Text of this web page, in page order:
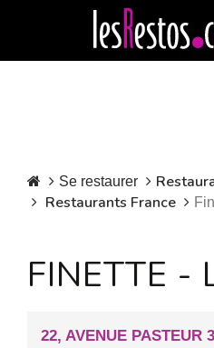
Se restaurer
Restaurants France
FINETTE -
22, AVENUE PASTEUR